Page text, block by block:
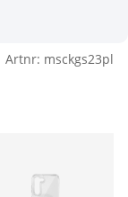
Artnr: msckgs23pl